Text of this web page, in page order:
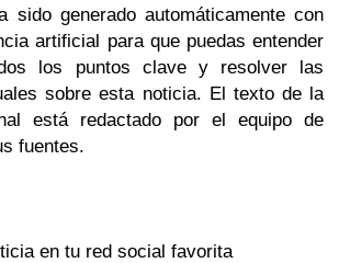
sido generado automáticamente con
artificial para que puedas entender
los puntos clave y resolver las
sobre esta noticia. El texto de la
está redactado por el equipo de
fuentes.
en tu red social favorita